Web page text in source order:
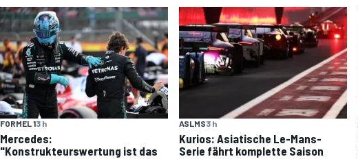
FORMEL 13 h
Mercedes:
"Konstrukteurswertung ist das
ASLMS3 h
Kurios: Asiatische Le-Mans-
Serie fährt komplette Saison